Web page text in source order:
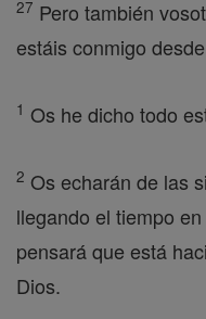
27 Pero también
estáis conmigo
1 Os he dicho todo
2 Os echarán de las
llegando el tiempo
pensará que está
Dios.